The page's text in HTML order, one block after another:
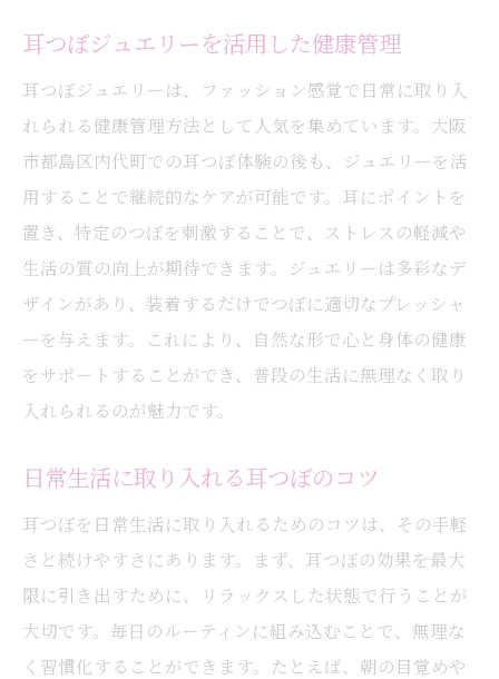
耳つぼジュエリーを活用した健康管理
耳つぼジュエリーは、ファッション感覚で日常に取り入
れられる健康管理方法として人気を集めています。大阪
市都島区内代町での耳つぼ体験の後も、ジュエリーを活
用することで継続的なケアが可能です。耳にポイントを
置き、特定のつぼを刺激することで、ストレスの軽減や
生活の質の向上が期待できます。ジュエリーは多彩なデ
ザインがあり、装着するだけでつぼに適切なプレッシャ
ーを与えます。これにより、自然な形で心と身体の健康
をサポートすることができ、普段の生活に無理なく取り
入れられるのが魅力です。
日常生活に取り入れる耳つぼのコツ
耳つぼを日常生活に取り入れるためのコツは、その手軽
さと続けやすさにあります。まず、耳つぼの効果を最大
限に引き出すために、リラックスした状態で行うことが
大切です。毎日のルーティンに組み込むことで、無理な
く習慣化することができます。たとえば、朝の目覚めや